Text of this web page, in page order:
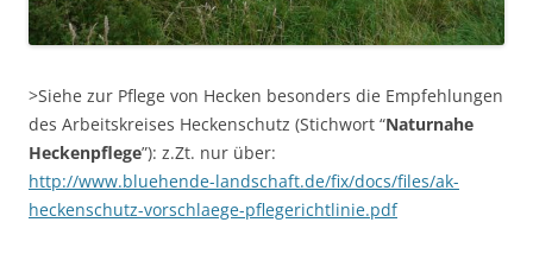
>Siehe zur Pflege von Hecken besonders die Empfehlungen
des Arbeitskreises Heckenschutz (Stichwort “Naturnahe
Heckenpflege”): z.Zt. nur über:
http://www.bluehende-landschaft.de/fix/docs/files/ak-
heckenschutz-vorschlaege-pflegerichtlinie.pdf